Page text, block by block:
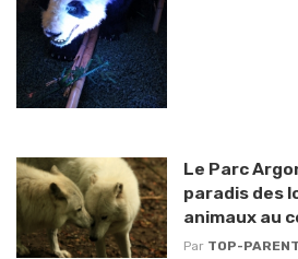
Le Parc
paradis des
animaux au
Par TOP-